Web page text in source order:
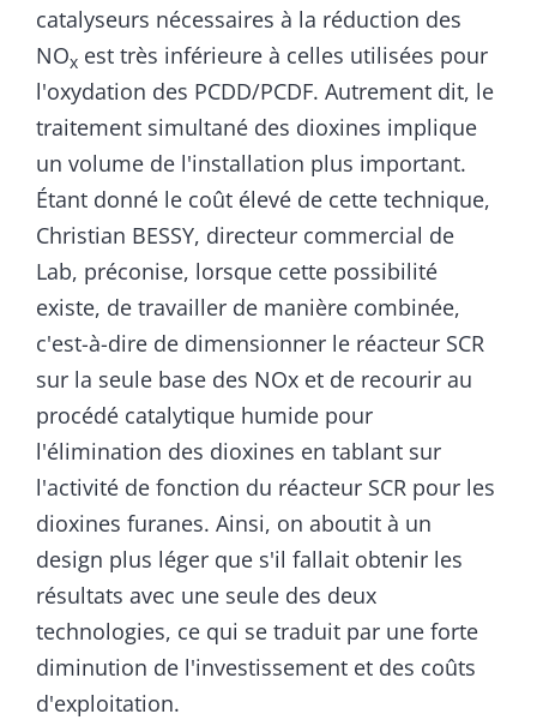
catalyseurs nécessaires à la réduction des
NOx est très inférieure à celles utilisées pour
l'oxydation des PCDD/PCDF. Autrement dit, le
traitement simultané des dioxines implique
un volume de l'installation plus important.
Étant donné le coût élevé de cette technique,
Christian BESSY, directeur commercial de
Lab, préconise, lorsque cette possibilité
existe, de travailler de manière combinée,
c'est-à-dire de dimensionner le réacteur SCR
sur la seule base des NOx et de recourir au
procédé catalytique humide pour
l'élimination des dioxines en tablant sur
l'activité de fonction du réacteur SCR pour les
dioxines furanes. Ainsi, on aboutit à un
design plus léger que s'il fallait obtenir les
résultats avec une seule des deux
technologies, ce qui se traduit par une forte
diminution de l'investissement et des coûts
d'exploitation.